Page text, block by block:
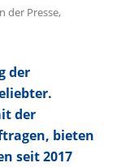
der Presse,
der
der
bieten
seit 2017